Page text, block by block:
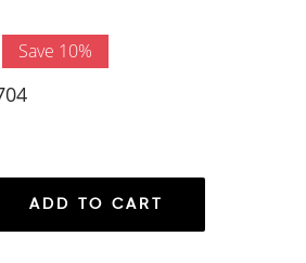
Save 10%
ADD TO CART